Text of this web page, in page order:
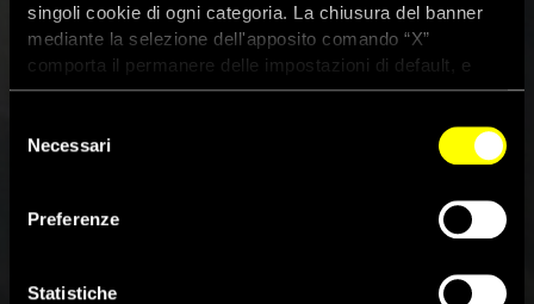
singoli cookie di ogni categoria. La chiusura del banner
mediante la selezione dell'apposito comando “X”
comporta il permanere delle impostazioni di default, e
dunque la continuazione della navigazione con i cookie
dei cookie attivi sul sito clicca
delNecessari
Preferenze
Statistiche